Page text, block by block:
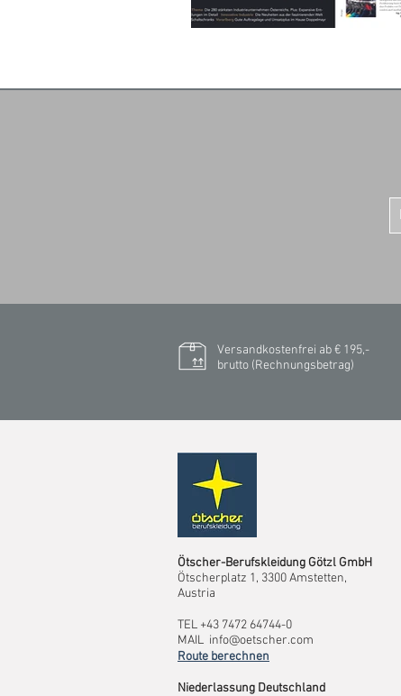
Versandkostenfrei ab € 195,-
brutto (Rechnungsbetrag)​
Ötscher-Berufskleidung Götzl GmbH
Ötscherplatz 1, 3300 Amstetten,
Austria
TEL +43 7472 64744-0
MAIL info@oetscher.com
Route berechnen
Niederlassung Deutschland